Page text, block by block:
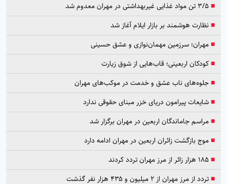
■۳/۵ تن مواد غذایی غیربهداشتی در مهران معدوم شد
■نظارت هوشمند بر بازار ایلام آغاز شد
■مهران؛ سرزمین مهمان‌نوازی و عشق حسینی
■کودکان اربعینی؛ قاب‌هایی از شوق زیارت
■جلوه‌های ناب عشق و خدمت در موکب‌های مهران
■شایعات پیرامون دریای خزر مبنای حقوقی ندارد
■مراسم جاماندگان اربعین در مهران برگزار شد
■موج بازگشت زائران اربعین در مهران ادامه دارد
■۱۸۵ هزار زائر از مرز مهران تردد کردند
■تردد از مرز مهران از ۲ میلیون و ۴۳۵ هزار نفر گذشت